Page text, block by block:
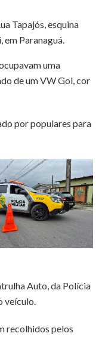
Tapajós, esquina
em Paranaguá.
uma
de um VW Gol, cor
por populares para
Auto, da Polícia
veículo.
recolhidos pelos